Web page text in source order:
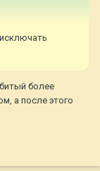
более
а после этого